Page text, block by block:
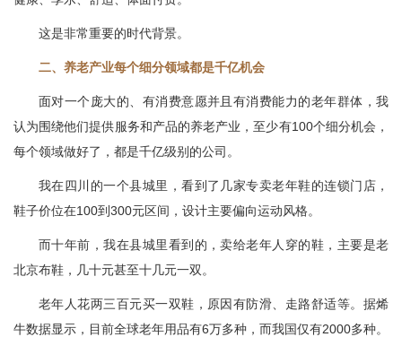
这是非常重要的时代背景。
二、养老产业每个细分领域都是千亿机会
面对一个庞大的、有消费意愿并且有消费能力的老年群体，我
认为围绕他们提供服务和产品的养老产业，至少有100个细分机会，
每个领域做好了，都是千亿级别的公司。
我在四川的一个县城里，看到了几家专卖老年鞋的连锁门店，
鞋子价位在100到300元区间，设计主要偏向运动风格。
而十年前，我在县城里看到的，卖给老年人穿的鞋，主要是老
北京布鞋，几十元甚至十几元一双。
老年人花两三百元买一双鞋，原因有防滑、走路舒适等。据烯
牛数据显示，目前全球老年用品有6万多种，而我国仅有2000多种。